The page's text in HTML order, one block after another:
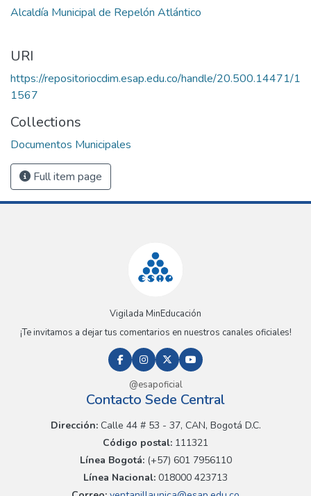
Alcaldía Municipal de Repelón Atlántico
URI
https://repositoriocdim.esap.edu.co/handle/20.500.14471/1
1567
Collections
Documentos Municipales
Full item page
Vigilada MinEducación
¡Te invitamos a dejar tus comentarios en nuestros canales oficiales!
@esapoficial
Contacto Sede Central
Dirección:Calle 44 # 53 - 37, CAN, Bogotá D.C.
Código postal: 111321
Línea Bogotá:(+57) 601 7956110
Línea Nacional: 018000 423713